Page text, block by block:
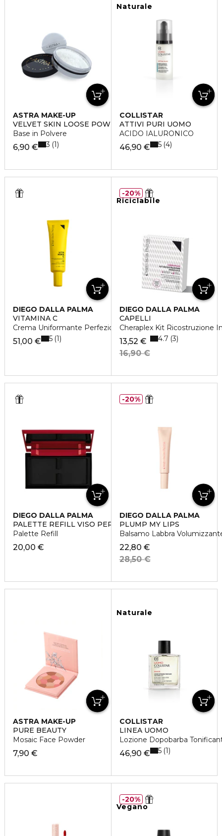
ASTRA MAKE-UP
VELVET SKIN LOOSE POWDER
Base in Polvere
6,90 € 3 1
Naturale
COLLISTAR
ATTIVI PURI UOMO
ACIDO IALURONICO
46,90 € 5 4
DIEGO DALLA PALMA
VITAMINA C
Crema Uniformante Perfezionatrice SPF50
51,00 € 5 1
Riciclabile
DIEGO DALLA PALMA
CAPELLI
Cheraplex Kit Ricostruzione
13,52 €
16,90 €
4.7 3
20%
DIEGO DALLA PALMA
PALETTE REFILL VISO PERSONALIZZABILE
Palette Refill
20,00 €
DIEGO DALLA PALMA
PLUMP MY LIPS
Balsamo Labbra
22,80 €
28,50 €
20%
ASTRA MAKE-UP
PURE BEAUTY
Mosaic Face Powder
7,90 €
Naturale
COLLISTAR
LINEA UOMO
Lozione Dopobarba
46,90 € 5 1
Vegano
20%